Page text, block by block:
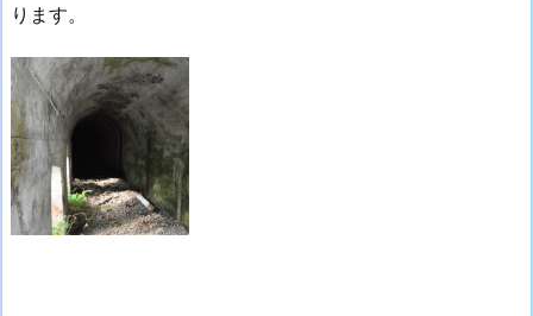
ります。